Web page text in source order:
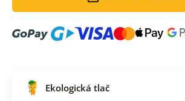
Ekologická tlač